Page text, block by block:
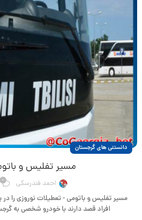
دانستنی های گرجستان
مسیر تفلیس و
احمد فندرسکی 0
مسیر تفلیس و باتومی - تعطیلات نوروزی را در
افراد قصد دارند با خودرو شخصی به